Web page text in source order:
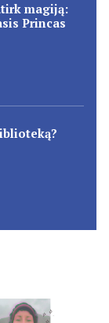
magiją:
Princas